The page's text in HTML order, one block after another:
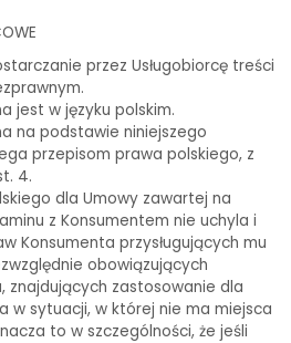
przez Usługobiorcę treści
jest w języku polskim.
na podstawie niniejszego
przepisom prawa polskiego, z
4.
dla Umowy zawartej na
z Konsumentem nie uchyla i
Konsumenta przysługujących mu
obowiązujących
znajdujących zastosowanie dla
w sytuacji, w której nie ma miejsca
to w szczególności, że jeśli